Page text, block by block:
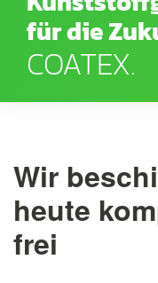
für die
COATEX.
Wir
heute
frei